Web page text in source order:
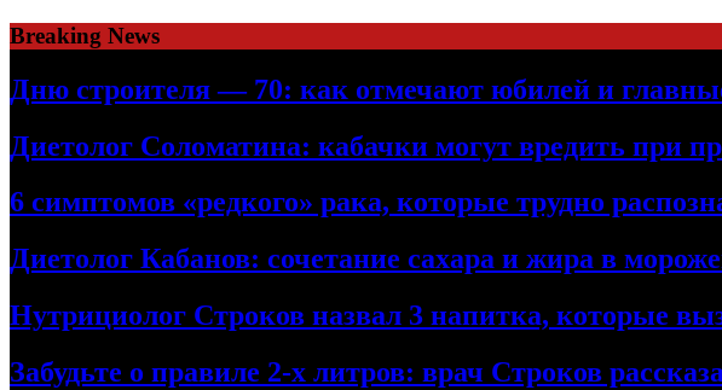
Skip
to
content
Breaking News
Дню строителя — 70: как отмечают юбилей и
Диетолог Соломатина: кабачки могут вредить при
6 симптомов «редкого» рака, которые трудно
Диетолог Кабанов: сочетание сахара и жира в
Нутрициолог Строков назвал 3 напитка, которые
Забудьте о правиле 2-х литров: врач Строков